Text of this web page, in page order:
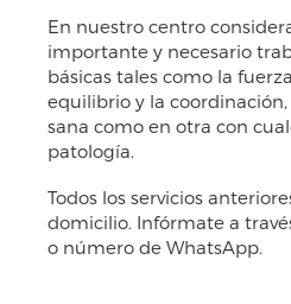
En nuestro centro
importante y necesario
básicas tales como la
equilibrio y la
sana como en otra con
patología.
Todos los servicios
domicilio. Infórmate a
o número de WhatsApp.